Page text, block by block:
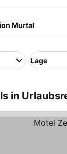
Lage
in